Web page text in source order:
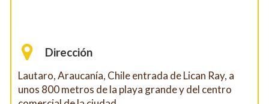
Dirección
Lautaro, Araucanía, Chile entrada de Lican Ray, a
unos 800 metros de la playa grande y del centro